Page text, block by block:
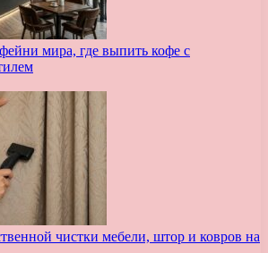
мира, где выпить кофе с
чистки мебели, штор и ковров на